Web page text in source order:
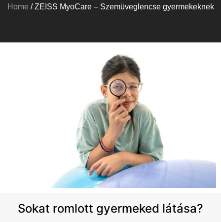
Home / ZEISS MyoCare – Szemüveglencse gyermekeknek
Sokat romlott gyermeked látása?